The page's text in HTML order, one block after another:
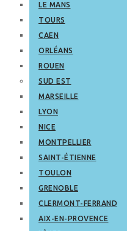
LE MANS
TOURS
CAEN
ORLÉANS
ROUEN
SUD EST
MARSEILLE
LYON
NICE
MONTPELLIER
SAINT-ÉTIENNE
TOULON
GRENOBLE
CLERMONT-FERRAND
AIX-EN-PROVENCE